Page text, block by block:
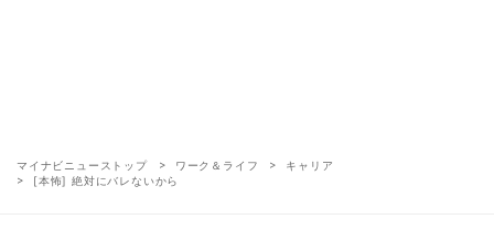
マイナビニューストップ ワーク＆ライフ
キャリア
[本怖] 絶対にバレないから